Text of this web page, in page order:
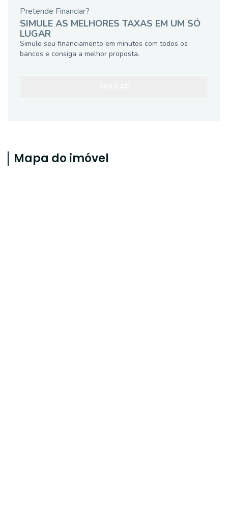
Pretende Financiar?
SIMULE AS MELHORES TAXAS EM UM SÓ
LUGAR
Simule seu financiamento em minutos com todos os
bancos e consiga a melhor proposta.
Mapa do imóvel